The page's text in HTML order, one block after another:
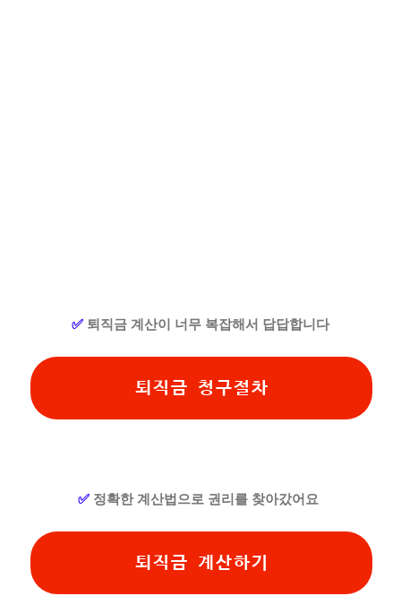
✅ 퇴직금 계산이 너무 복잡해서 답답합니다
퇴직금 청구절차
✅ 정확한 계산법으로 권리를 찾아갔어요
퇴직금 계산하기